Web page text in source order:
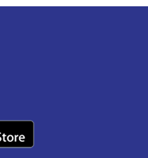
12 por 8 passou
conheça quais são
23/09/2023 as 14:00h
dessa prática